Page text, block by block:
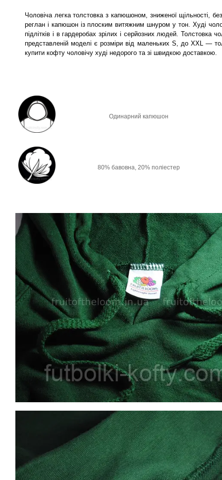
Чоловіча легка толстовка з капюшоном, зниженої щільності,
реглан і капюшон із плоским витяжним шнуром у тон. Худі
підлітків і в гардеробах зрілих і серйозних людей.
представленій моделі є розміри від маленьких S, до XXL —
купити кофту чоловічу худі недорого та зі швидкою доставкою.
Одинарний капюшон
80% бавовна, 20% поліестер